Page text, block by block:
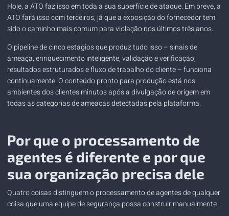
Hoje, a ATO faz isso em toda a sua superfície de ataque. Em breve, a
ATO fará isso com terceiros, já que a exposição do fornecedor tem
sido o caminho mais comum para violação nos últimos três anos.
O pipeline de cinco estágios que produz tudo isso – sinais de
ameaça, enriquecimento inteligente, validação e verificação,
resultados estruturados e fluxo de trabalho do cliente – funciona
continuamente. O conteúdo pronto para produção está nos
ambientes dos clientes minutos após a divulgação de origem em
todas as categorias de ameaças detectadas pela plataforma.
Por que o processamento de
agentes é diferente e por que
sua organização precisa dele
Quatro coisas distinguem o processamento de agentes de qualquer
coisa que uma equipe de segurança possa construir manualmente: